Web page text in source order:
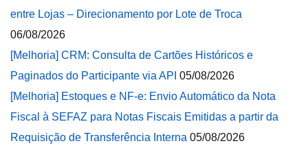
entre Lojas – Direcionamento por Lote de Troca
06/08/2026
[Melhoria] CRM: Consulta de Cartões Históricos e
Paginados do Participante via API 05/08/2026
[Melhoria] Estoques e NF-e: Envio Automático da Nota
Fiscal à SEFAZ para Notas Fiscais Emitidas a partir da
Requisição de Transferência Interna 05/08/2026